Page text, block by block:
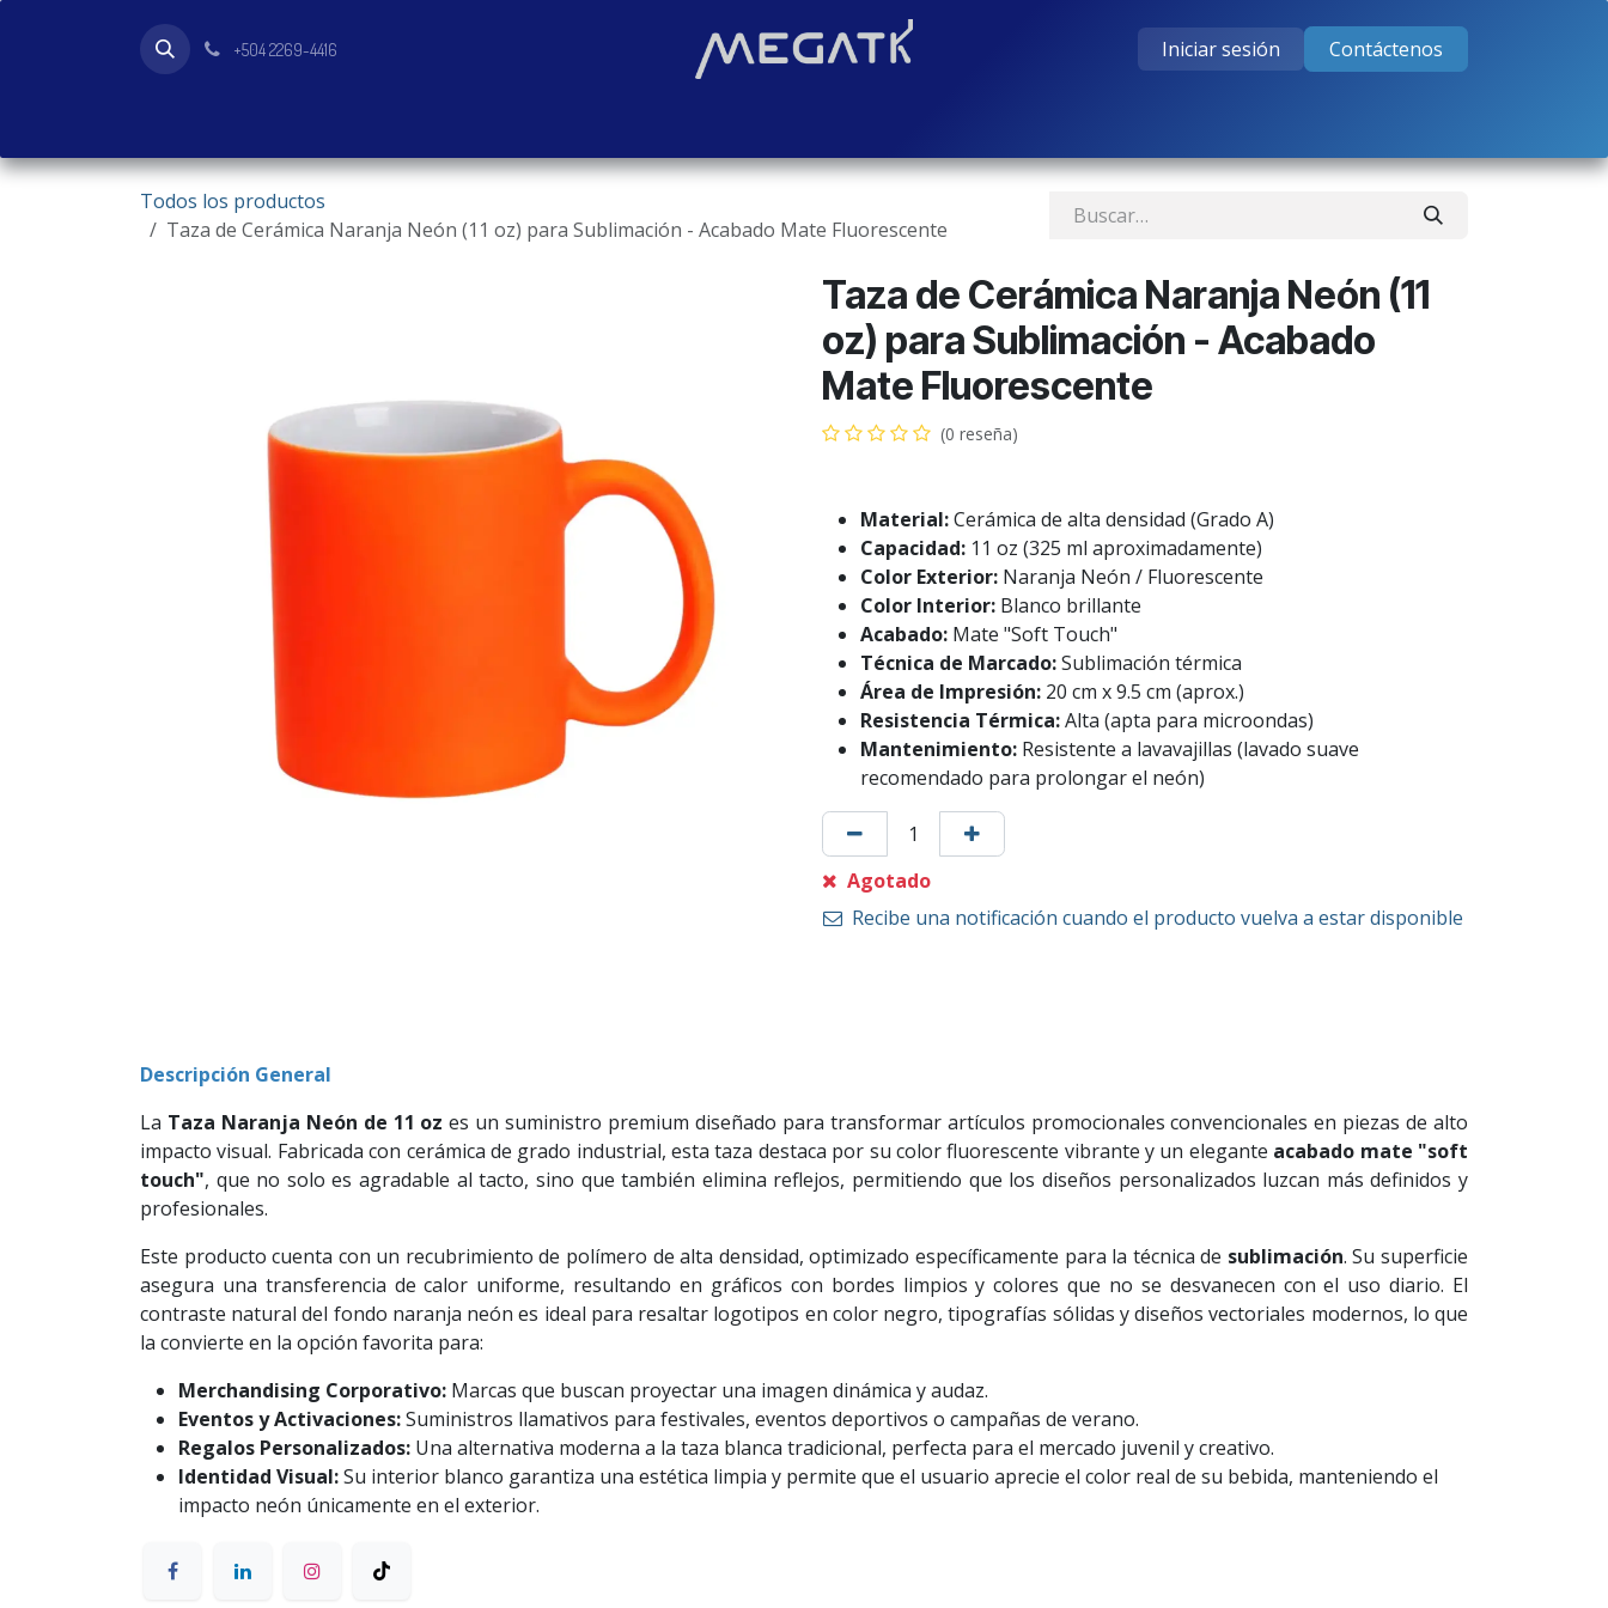
+504 2269-4416 Iniciar sesión Contáctenos
Todos los productos
Taza de Cerámica Naranja Neón (11 oz) para Sublimación - Acabado Mate Fluorescente
Taza de Cerámica Naranja Neón (11
oz) para Sublimación - Acabado
Mate Fluorescente
(0 reseña)
Material:Cerámica de alta densidad (Grado A)
Capacidad: 11 oz (325 ml aproximadamente)
Color Exterior: Naranja Neón / Fluorescente
Color Interior: Blanco brillante
Acabado: Mate "Soft Touch"
Técnica de Marcado:Sublimación térmica
Área de Impresión: 20 cm x 9.5 cm (aprox.)
Resistencia Térmica:Alta (apta para microondas)
Mantenimiento: Resistente a lavavajillas (lavado suave
recomendado para prolongar el neón)
Agotado
Recibe una notificación cuando el producto vuelva a estar disponible
Descripción General
La Taza Naranja Neón de 11 oz es un suministro premium diseñado para transformar artículos promocionales convencionales en piezas de alto
impacto visual. Fabricada con cerámica de grado industrial, esta taza destaca por su color fluorescente vibrante y un elegante acabado mate "soft
touch", que no solo es agradable al tacto, sino que también elimina reflejos, permitiendo que los diseños personalizados luzcan más definidos y
profesionales.
Este producto cuenta con un recubrimiento de polímero de alta densidad, optimizado específicamente para la técnica de sublimación. Su superficie
asegura una transferencia de calor uniforme, resultando en gráficos con bordes limpios y colores que no se desvanecen con el uso diario. El
contraste natural del fondo naranja neón es ideal para resaltar logotipos en color negro, tipografías sólidas y diseños vectoriales modernos, lo que
la convierte en la opción favorita para:
Merchandising Corporativo: Marcas que buscan proyectar una imagen dinámica y audaz.
Eventos y Activaciones:Suministros llamativos para festivales, eventos deportivos o campañas de verano.
Regalos Personalizados: Una alternativa moderna a la taza blanca tradicional, perfecta para el mercado juvenil y creativo.
Identidad Visual:Su interior blanco garantiza una estética limpia y permite que el usuario aprecie el color real de su bebida, manteniendo el
impacto neón únicamente en el exterior.